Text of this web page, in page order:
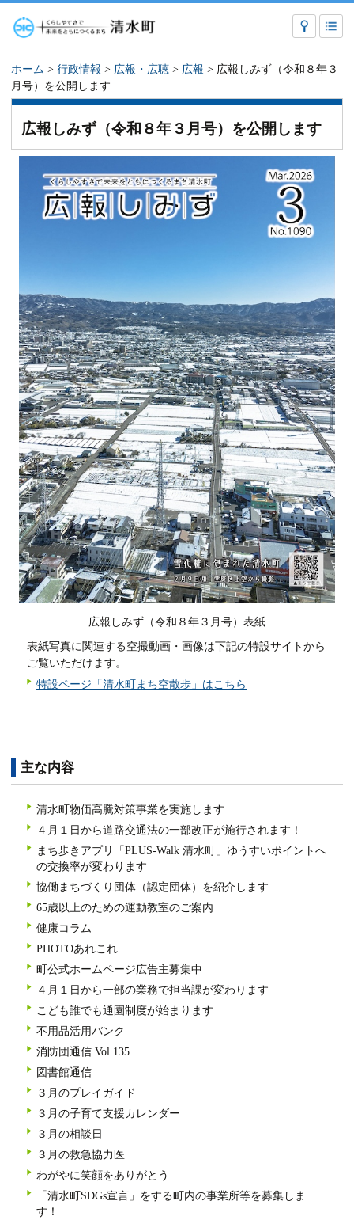
ホーム > 行政情報 > 広報・広聴 > 広報 > 広報しみず（令和８年３
月号）を公開します
広報しみず（令和８年３月号）を公開します
広報しみず（令和８年３月号）表紙
表紙写真に関連する空撮動画・画像は下記の特設サイトから
ご覧いただけます。
特設ページ「清水町まち空散歩」はこちら
主な内容
清水町物価高騰対策事業を実施します
４月１日から道路交通法の一部改正が施行されます！
まち歩きアプリ「PLUS-Walk 清水町」ゆうすいポイントへ
の交換率が変わります
協働まちづくり団体（認定団体）を紹介します
65歳以上のための運動教室のご案内
健康コラム
PHOTOあれこれ
町公式ホームページ広告主募集中
４月１日から一部の業務で担当課が変わります
こども誰でも通園制度が始まります
不用品活用バンク
消防団通信 Vol.135
図書館通信
３月のプレイガイド
３月の子育て支援カレンダー
３月の相談日
３月の救急協力医
わがやに笑顔をありがとう
「清水町SDGs宣言」をする町内の事業所等を募集しま
す！